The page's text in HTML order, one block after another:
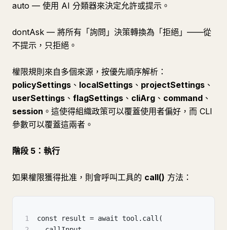
auto — 使用 AI 分類器來決定允許或提示。
dontAsk — 將所有「詢問」決策轉換為「拒絕」——從
不提示，只拒絕。
權限規則來自多個來源，按優先順序解析：
policySettings 、 localSettings 、 projectSettings 、
userSettings 、 flagSettings 、 cliArg 、 command 、
session 。這使得組織政策可以覆蓋使用者偏好，而 CLI
參數可以覆蓋這兩者。
階段 5：執行
如果權限獲得批准，則會呼叫工具的 call() 方法：
1
const result = await tool.call(